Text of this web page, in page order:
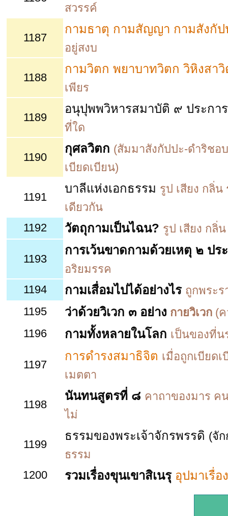
สวรรค์
1187
กามธาตุ กามสัญญา กามสังกั
อยู่สงบ
1188
กามวิตก พยาบาทวิตก วิหิงสา
เพียร
1189
อนุปุพพวิหารสมาบัติ ๙ ประการ
ที่ใด
1190
กุศลวิตก (สัมมาสังกัปปะ-ดำริชอ
เบียดเบียน)
1191
บาลีแห่งเอกธรรม รูป เสียง กลิ่
เดียวกัน
1192
วัตถุกามเป็นไฉน? รูป เสียง กลิ่
1193
การเว้นขาดกามด้วยเหตุ ๒ ปร
อริยมรรค
1194
กามเสื่อมไปได้อย่างไร ถูกพระร
1195
ว่าด้วยวิเวก ๓ อย่าง กายวิเวก (
1196
กามทั้งหลายในโลก เป็นของที่น
1197
การดำรงสมาธิจิต เมื่อถูกเบียด
เมตตา
1198
นันทนสูตรที่ ๘ คาถาของมาร ค
ไม่
1199
ธรรมของพระเจ้าจักรพรรดิ (จั
ธรรม
1200
รวมเรื่องขุนเขาสิเนรุ อุปมาเรื่อ